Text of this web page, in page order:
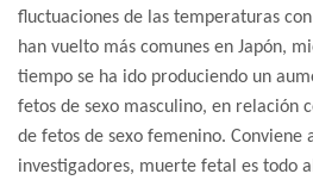
fluctuaciones de las temperaturas
han vuelto más comunes en Japón,
tiempo se ha ido produciendo un
fetos de sexo masculino, en relación
de fetos de sexo femenino. Conviene
investigadores, muerte fetal es todo